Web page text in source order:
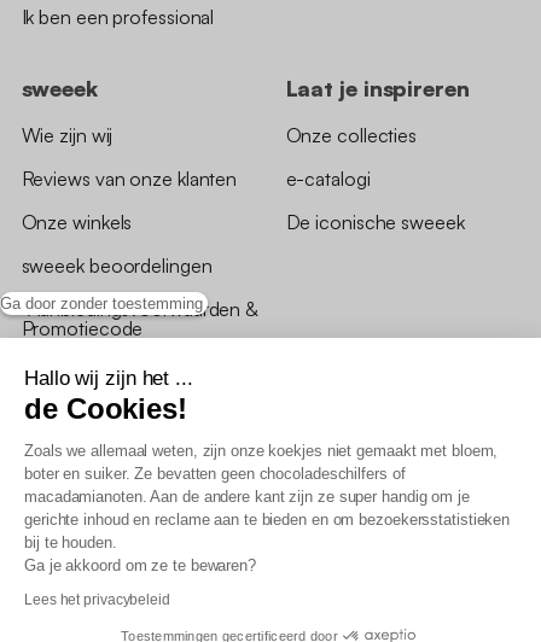
Ga door zonder toestemming
Hallo wij zijn het ...
de Cookies!
Zoals we allemaal weten, zijn onze koekjes niet gemaakt met bloem,
boter en suiker. Ze bevatten geen chocoladeschilfers of
macadamianoten. Aan de andere kant zijn ze super handig om je
gerichte inhoud en reclame aan te bieden en om bezoekersstatistieken
bij te houden.
Ga je akkoord om ze te bewaren?
Lees het privacybeleid
Toestemmingen gecertificeerd door
Ik ben een professional
sweeek
Wie zijn wij
Reviews van onze klanten
Onze winkels
sweeek beoordelingen
*Aanbiedingsvoorwaarden &
Promotiecode
Laat je inspireren
Onze collecties
e-catalogi
De iconische sweeek
Algemene verkoopsvoorwaarden
AV loyaliteitsprogramma
Beleid persoonsgegevens
Verklaring inzake toegankelijkheid